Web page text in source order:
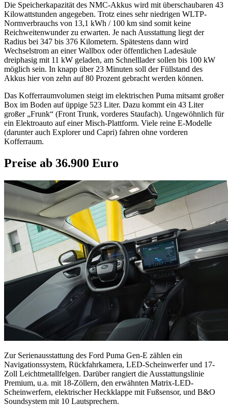
Die Speicherkapazität des NMC-Akkus wird mit überschaubaren 43
Kilowattstunden angegeben. Trotz eines sehr niedrigen WLTP-
Normverbrauchs von 13,1 kWh / 100 km sind somit keine
Reichweitenwunder zu erwarten. Je nach Ausstattung liegt der
Radius bei 347 bis 376 Kilometern. Spätestens dann wird
Wechselstrom an einer Wallbox oder öffentlichen Ladesäule
dreiphasig mit 11 kW geladen, am Schnelllader sollen bis 100 kW
möglich sein. In knapp über 23 Minuten soll der Füllstand des
Akkus hier von zehn auf 80 Prozent gebracht werden können.
Das Kofferraumvolumen steigt im elektrischen Puma mitsamt großer
Box im Boden auf üppige 523 Liter. Dazu kommt ein 43 Liter
großer „Frunk“ (Front Trunk, vorderes Staufach). Ungewöhnlich für
ein Elektroauto auf einer Misch-Plattform. Viele reine E-Modelle
(darunter auch Explorer und Capri) fahren ohne vorderen
Kofferraum.
Preise ab 36.900 Euro
Zur Serienausstattung des Ford Puma Gen-E zählen ein
Navigationssystem, Rückfahrkamera, LED-Scheinwerfer und 17-
Zoll Leichtmetallfelgen. Darüber rangiert die Ausstattungslinie
Premium, u.a. mit 18-Zöllern, den erwähnten Matrix-LED-
Scheinwerfern, elektrischer Heckklappe mit Fußsensor, und B&O
Soundsystem mit 10 Lautsprechern.